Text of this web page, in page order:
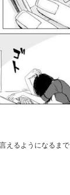
えるようになるま